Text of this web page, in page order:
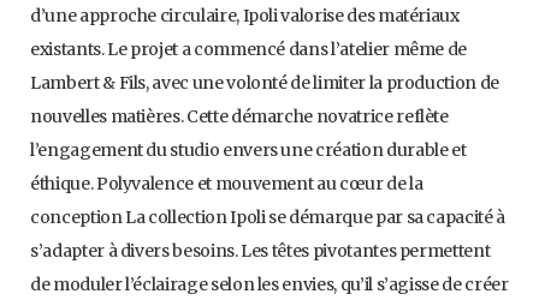
d’une approche circulaire, Ipoli valorise des matériaux
existants. Le projet a commencé dans l’atelier même de
Lambert & Fils, avec une volonté de limiter la production de
nouvelles matières. Cette démarche novatrice reflète
l’engagement du studio envers une création durable et
éthique. Polyvalence et mouvement au cœur de la
conception La collection Ipoli se démarque par sa capacité à
s’adapter à divers besoins. Les têtes pivotantes permettent
de moduler l’éclairage selon les envies, qu’il s’agisse de créer